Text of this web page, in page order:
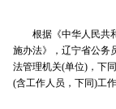
根据《中华人民共和
施办法》，辽宁省公务
法管理机关(单位)，下
(含工作人员，下同)工